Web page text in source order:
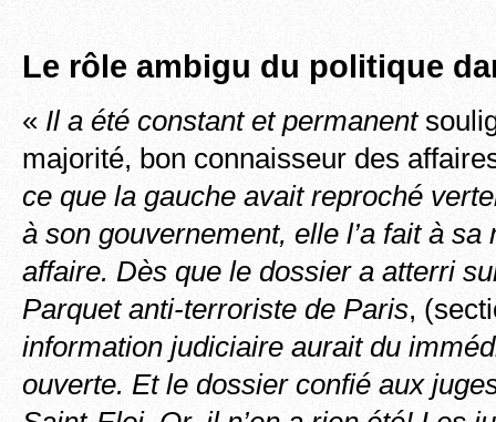
Le rôle ambigu du politique
« Il a été constant et permanent
majorité, bon connaisseur des
ce que la gauche avait reproché
à son gouvernement, elle l’a fait à
affaire. Dès que le dossier a atterri
Parquet anti-terroriste de Paris,
information judiciaire aurait du
ouverte. Et le dossier confié aux